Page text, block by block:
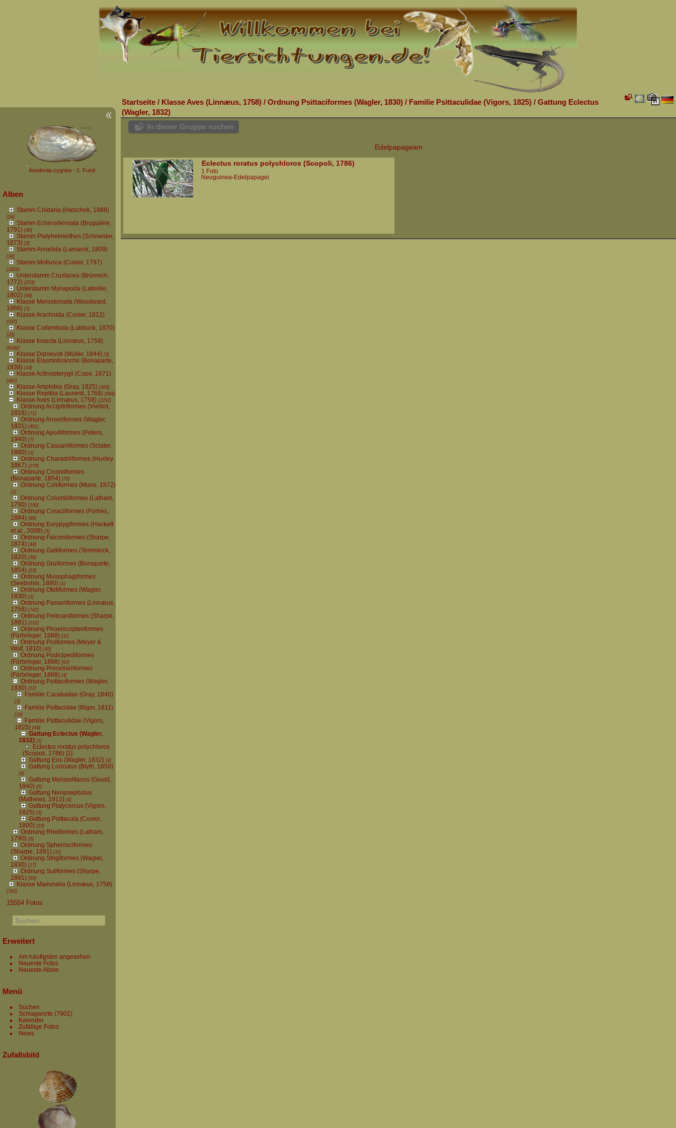
Anodonta cygnea - 1. Fund
Alben
Stamm Cnidaria (Hatschek, 1888)
[24]
Stamm Echinodermata (Bruguière,
1791)[40]
Stamm Platyhelminthes (Schneider,
1873)[2]
Stamm Annelida (Lamarck, 1809)
[34]
Stamm Mollusca (Cuvier, 1797)
[1826]
Unterstamm Crustacea (Brünnich,
1772)[253]
Unterstamm Myriapoda (Latreille,
1802)[69]
Klasse Merostomata (Woodward,
1866)[1]
Klasse Arachnida (Cuvier, 1812)
[537]
Klasse Collembola (Lubbock, 1870)
[25]
Klasse Insecta (Linnæus, 1758)
[8182]
Klasse Dipneusti (Müller, 1844)[3]
Klasse Elasmobranchii (Bonaparte,
1838)[14]
Klasse Actinopterygii (Cope, 1871)
[461]
Klasse Amphibia (Gray, 1825)[365]
Klasse Reptilia (Laurenti, 1768)[665]
Klasse Aves (Linnæus, 1758)[2292]
Ordnung Accipitriformes (Vieillot,
1816)[71]
Ordnung Anseriformes (Wagler,
1831)[401]
Ordnung Apodiformes (Peters,
1940)[7]
Ordnung Casuariiformes (Sclater,
1880)[1]
Ordnung Charadriiformes (Huxley
1867)[279]
Ordnung Ciconiiformes
(Bonaparte, 1854)[75]
Ordnung Coliiformes (Murie, 1872)
[1]
Ordnung Columbiformes (Latham,
1790)[100]
Ordnung Coraciiformes (Forbes,
1884)[66]
Ordnung Eurypygiformes (Hackett
et al., 2008)[5]
Ordnung Falconiformes (Sharpe,
1874)[44]
Ordnung Galliformes (Temminck,
1820)[58]
Ordnung Gruiformes (Bonaparte,
1854)[53]
Ordnung Musophagiformes
(Seebohm, 1890)[1]
Ordnung Otidiformes (Wagler,
1830)[2]
Ordnung Passeriformes (Linnæus,
1758)[741]
Ordnung Pelecaniformes (Sharpe,
1891)[122]
Ordnung Phoenicopteriformes
(Fürbringer, 1888)[11]
Ordnung Piciformes (Meyer &
Wolf, 1810)[45]
Ordnung Podicipediformes
(Fürbringer, 1888)[62]
Ordnung Procellariiformes
(Fürbringer, 1888)[4]
Ordnung Psittaciformes (Wagler,
1830)[57]
Familie Cacatuidae (Gray, 1840)
[3]
Familie Psittacidae (Illiger, 1811)
[10]
Familie Psittaculidae (Vigors,
1825)[44]
Gattung Eclectus (Wagler,
1832)[1]
Eclectus roratus polychloros
(Scopoli, 1786)[1]
Gattung Eos (Wagler, 1832)[4]
Gattung Loriculus (Blyth, 1850)
[4]
Gattung Melopsittacus (Gould,
1840)[5]
Gattung Neopsephotus
(Mathews, 1912)[4]
Gattung Platycercus (Vigors,
1825)[3]
Gattung Psittacula (Cuvier,
1800)[23]
Ordnung Rheiformes (Latham,
1790) [5]
Ordnung Sphenisciformes
(Sharpe, 1891)[11]
Ordnung Strigiformes (Wagler,
1830)[17]
Ordnung Suliformes (Sharpe,
1891)[53]
Klasse Mammalia (Linnæus, 1758)
[762]
15554 Fotos
Erweitert
Am häufigsten angesehen
Neueste Fotos
Neueste Alben
Menü
Suchen
Schlagworte (7902)
Kalender
Zufällige Fotos
News
Zufallsbild
Startseite / Klasse Aves (Linnæus, 1758) / Ordnung Psittaciformes (Wagler, 1830) / Familie Psittaculidae (Vigors, 1825) / Gattung Eclectus
(Wagler, 1832)
In dieser Gruppe suchen
Edelpapageien
Eclectus roratus polychloros (Scopoli, 1786)
1 Foto
Neuguinea-Edelpapagei